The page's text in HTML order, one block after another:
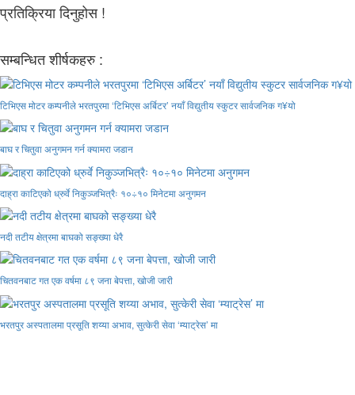
प्रतिक्रिया दिनुहोस !
सम्बन्धित शीर्षकहरु :
टिभिएस मोटर कम्पनीले भरतपुरमा ‘टिभिएस अर्बिटर’ नयाँ विद्युतीय स्कुटर सार्वजनिक ग¥यो
बाघ र चितुवा अनुगमन गर्न क्यामरा जडान
दाह्रा काटिएको ध्रुर्वे निकुञ्जभित्रैः १०÷१० मिनेटमा अनुगमन
नदी तटीय क्षेत्रमा बाघको सङ्ख्या धेरै
चितवनबाट गत एक वर्षमा ८९ जना बेपत्ता, खोजी जारी
भरतपुर अस्पतालमा प्रसूति शय्या अभाव, सुत्केरी सेवा ‘म्याट्रेस’ मा